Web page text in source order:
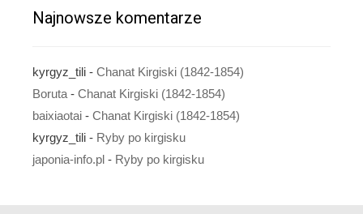
Najnowsze komentarze
kyrgyz_tili - Chanat Kirgiski (1842-1854)
Boruta- Chanat Kirgiski (1842-1854)
baixiaotai - Chanat Kirgiski (1842-1854)
kyrgyz_tili - Ryby po kirgisku
japonia-info.pl - Ryby po kirgisku